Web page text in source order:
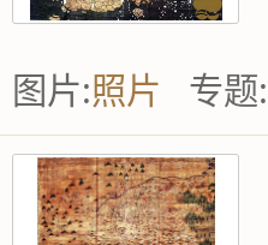
图片:照片 专题: